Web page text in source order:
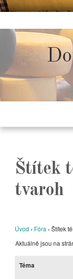
to
content
Štítek
tvaroh
Úvod › Fóra › Štítek
Aktuálně jsou na
Téma